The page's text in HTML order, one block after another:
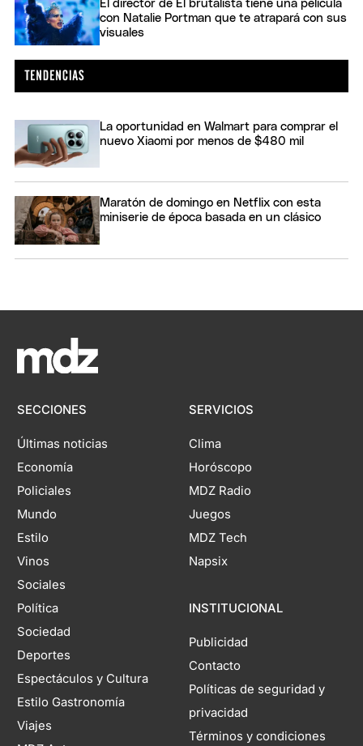
El director de El brutalista tiene una película
con Natalie Portman que te atrapará con sus
visuales
La oportunidad en Walmart para comprar el
nuevo Xiaomi por menos de $480 mil
Maratón de domingo en Netflix con esta
miniserie de época basada en un clásico
SECCIONES
Últimas noticias
Economía
Policiales
Mundo
Estilo
Vinos
Sociales
Política
Sociedad
Deportes
Espectáculos y Cultura
Estilo Gastronomía
Viajes
SERVICIOS
Clima
Horóscopo
MDZ Radio
Juegos
MDZ Tech
Napsix
INSTITUCIONAL
Publicidad
Contacto
Políticas de seguridad y
privacidad
Términos y condiciones